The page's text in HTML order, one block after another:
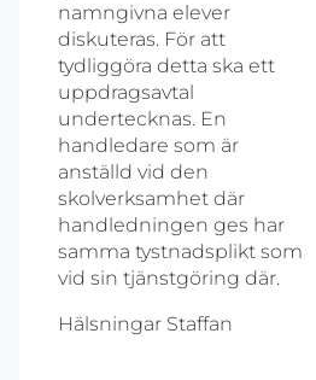
namngivna elever
diskuteras. För att
tydliggöra detta ska ett
uppdragsavtal
undertecknas. En
handledare som är
anställd vid den
skolverksamhet där
handledningen ges har
samma tystnadsplikt som
vid sin tjänstgöring där.
Hälsningar Staffan